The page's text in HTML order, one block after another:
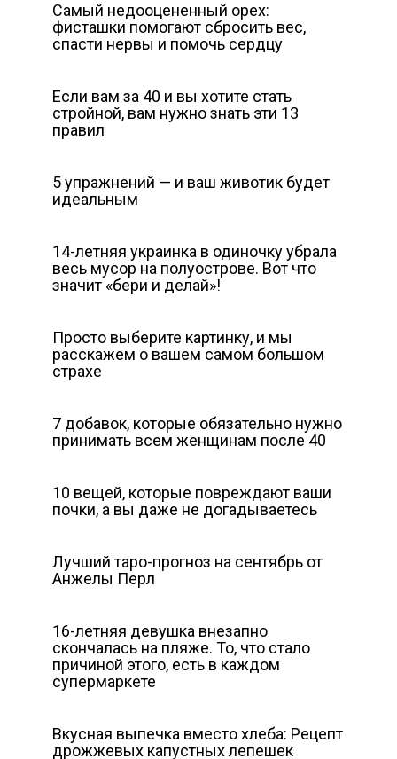
Самый недооцененный орех:
фисташки помогают сбросить вес,
спасти нервы и помочь сердцу
Если вам за 40 и вы хотите стать
стройной, вам нужно знать эти 13
правил
5 упражнений — и ваш животик будет
идеальным
14-летняя украинка в одиночку убрала
весь мусор на полуострове. Вот что
значит «бери и делай»!
Просто выберите картинку, и мы
расскажем о вашем самом большом
страхе
7 добавок, которые обязательно нужно
принимать всем женщинам после 40
10 вещей, которые повреждают ваши
почки, а вы даже не догадываетесь
Лучший таро-прогноз на сентябрь от
Анжелы Перл
16-летняя девушка внезапно
скoнчалась на пляже. То, что стало
причиной этого, есть в каждом
супермаркете
Вкусная выпечка вместо хлеба: Рецепт
дрожжевых капустных лепешек